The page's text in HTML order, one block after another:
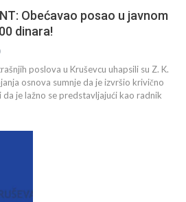
Obećavao posao u javnom
dinara!
poslova u Kruševcu uhapsili su Z. K.
osnova sumnje da je izvršio krivično
da je lažno se predstavljajući kao radnik